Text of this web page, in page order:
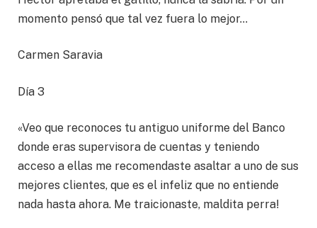
momento pensó que tal vez fuera lo mejor…
Carmen Saravia
Día 3
«Veo que reconoces tu antiguo uniforme del Banco
donde eras supervisora de cuentas y teniendo
acceso a ellas me recomendaste asaltar a uno de sus
mejores clientes, que es el infeliz que no entiende
nada hasta ahora. Me traicionaste, maldita perra!